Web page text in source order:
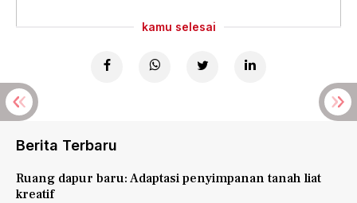
kamu selesai
Berita Terbaru
Ruang dapur baru: Adaptasi penyimpanan tanah liat
kreatif